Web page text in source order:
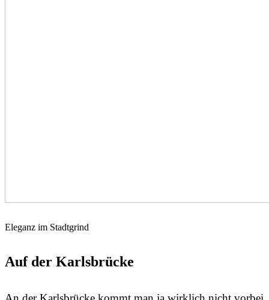
Eleganz im Stadtgrind
Auf der Karlsbrücke